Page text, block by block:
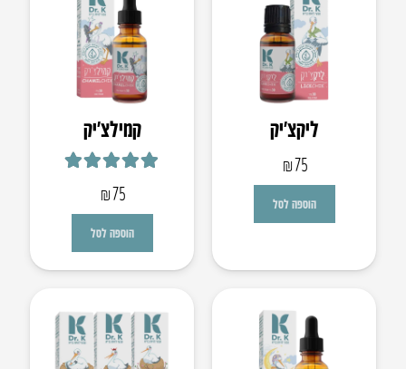
ליקצ’יק
₪75
הוספה לסל
קמילצ’יק
₪75
הוספה לסל